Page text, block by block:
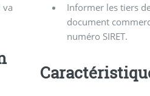
va
Informer les tiers
document
numéro SIRET.